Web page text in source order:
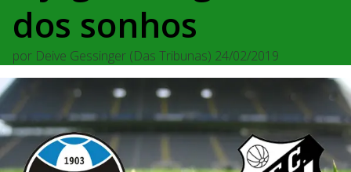
dos sonhos
por Deive Gessinger (Das Tribunas) 24/02/2019